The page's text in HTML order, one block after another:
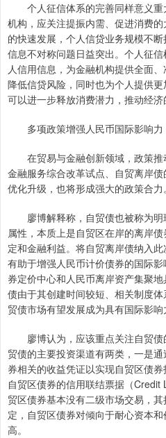
个人征信体系的完善同样意义重
机构，应关注提振内需、促进消费
的快速发展，个人信贷业务规模不
信息不对称问题日益突出。个人征
人信用信息，为金融机构提供全面
降低信贷风险，同时也为个人提供
可以进一步释放消费潜力，推动经济
多项政策增强人民币国际影响力
在贸易与金融创新领域，政策推
金融服务综合改革试点、自贸离岸
优化升级，也将形成强大的政策合力。
廖博解释称，自贸债也被称为明
属性，本质上是自贸区在岸的离岸
定和金融利益。将自贸离岸债纳入
有助于增强人民币计价债券的国际
券定价中心和人民币离岸资产集聚
债由于其创建时间较短、相关制度
贸债市场有望发展成为具有国际影响
廖博认为，应该重点关注自贸债
贸债的主要投资渠道有两类，一是
券相关的收益凭证以实现自贸区债
自贸区债券的信用联结票据（
贸区债券基本没有二级市场交易，
定，自贸区债券对倾向于耐心资本
高。